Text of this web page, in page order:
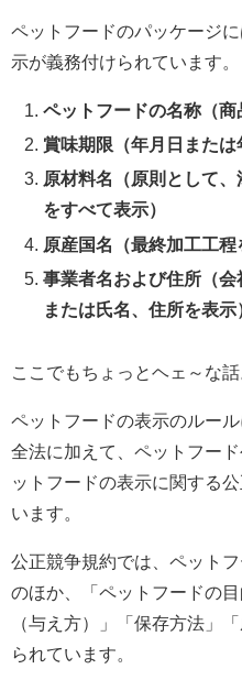
ペットフードのパッケージ
示が義務付けられています。
ペットフードの名称（商
賞味期限（年月日または
原材料名（原則として
をすべて表示）
原産国名（最終加工工程
事業者名および住所（
または氏名、住所を表示
ここでもちょっとヘェ～な話
ペットフードの表示のルー
全法に加えて、ペットフー
ットフードの表示に関する
います。
公正競争規約では、ペット
のほか、「ペットフードの
（与え方）」「保存方法」
られています。